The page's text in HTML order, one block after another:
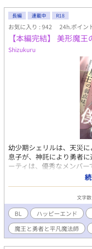
長編 連載中 R18
お気に入り : 942 24h.ポイン
【本編完結】 美形魔王
Shizukuru
幼少期シェリルは、天災
息子が、神託により勇者
ーティは、優秀なメンバ
いたシェリルは、なぜか
てしまう。 雑な扱いを受
なぜなら恩を仇で返して
あるからだ。 そんな彼の
だった。 ある日── 「恩返
思っていたら……突然現れ
しまった。 美形魔王 × 平
創作したもの、有名なも
文字
BL ハッピーエンド
魔王と勇者と平凡魔法師